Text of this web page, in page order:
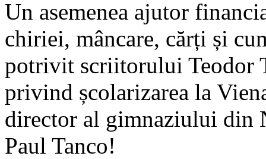
Un asemenea ajutor
chiriei, mâncare, cărți și
potrivit scriitorului Teodor
privind școlarizarea la
director al gimnaziului din
Paul Tanco!